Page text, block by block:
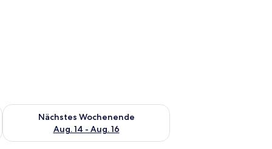
Aug. 7 - Aug. 9.
Nächstes Wochenende
Aug. 14 - Aug. 16
Überprüfe die Verfügbarkeit für nächstes Wochenende, Aug.